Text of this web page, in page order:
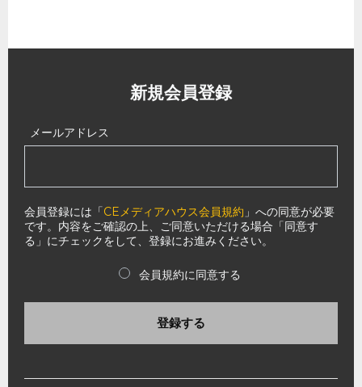
新規会員登録
メールアドレス
会員登録には「CEメディアハウス会員規約 」への同意が必要
です。内容をご確認の上、ご同意いただける場合「同意す
る」にチェックをして、登録にお進みください。
会員規約に同意する
登録する